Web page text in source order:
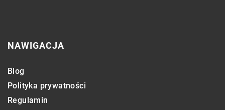
NAWIGACJA
Blog
Polityka prywatności
Regulamin